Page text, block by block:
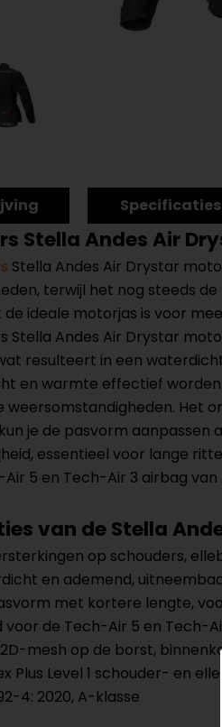
Specificaties
Stella Andes Air
Stella Andes Air Drystar
terwijl het nog steeds
ideale motorjas is voor
Stella Andes Air Drystar
resulteert in een
en warmte effectief
weersomstandigheden. Het
je de pasvorm aanpassen
essentieel voor lange
5 en Tech-Air 3 airbag van
van de Stella
op schouders,
en ademend,
met kortere lengte,
voor de Tech-Air 5 en Tech-
mesh op de borst,
Plus Level 1 schouder- en
4: 2020, A-klasse